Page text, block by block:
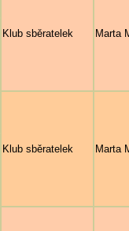
Klub sběratelek Marta
Klub sběratelek Marta